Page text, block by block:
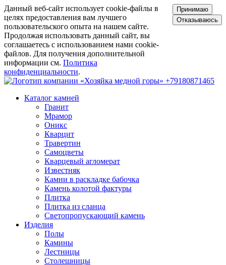
Данный веб-сайт использует cookie-файлы в
целях предоставления вам лучшего
пользовательского опыта на нашем сайте.
Продолжая использовать данный сайт, вы
соглашаетесь с использованием нами cookie-
файлов. Для получения дополнительной
информации см. Политика
конфиденциальности.
Принимаю
Отказываюсь
+79180871465
Каталог камней
Гранит
Мрамор
Оникс
Кварцит
Травертин
Самоцветы
Кварцевый агломерат
Известняк
Камни в раскладке бабочка
Камень колотой фактуры
Плитка
Плитка из сланца
Светопропускающий камень
Изделия
Полы
Камины
Лестницы
Столешницы